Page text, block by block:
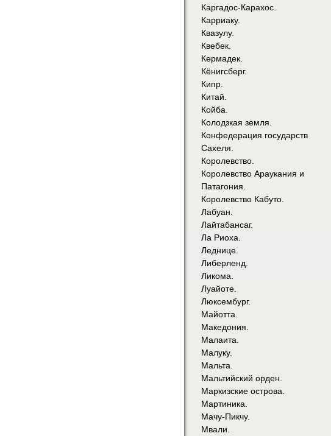
Каргадос-Карахос.
Карриаку.
Квазулу.
Квебек.
Кермадек.
Кёнигсберг.
Кипр.
Китай.
Койба.
Колодзкая земля.
Конфедерация государств
Сахеля.
Королевство.
Королевство Араукания и
Патагония.
Королевство Кабуто.
Лабуан.
Лайтабансаг.
Ла Риоха.
Леднице.
Либерленд.
Ликома.
Луайоте.
Люксембург.
Майотта.
Македония.
Малаита.
Малуку.
Мальта.
Мальтийский орден.
Маркизские острова.
Мартиника.
Мачу-Пикчу.
Мвали.